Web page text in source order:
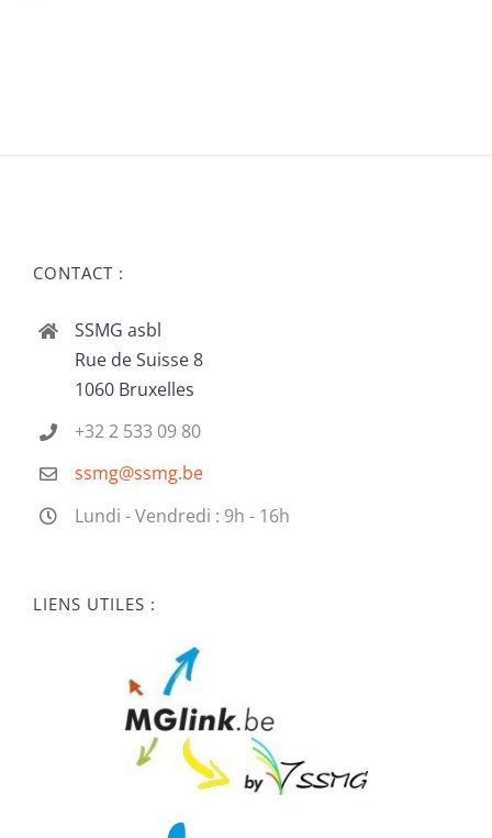
CONTACT :
SSMG asbl
Rue de Suisse 8
1060 Bruxelles
+32 2 533 09 80
ssmg@ssmg.be
Lundi - Vendredi : 9h - 16h
LIENS UTILES :